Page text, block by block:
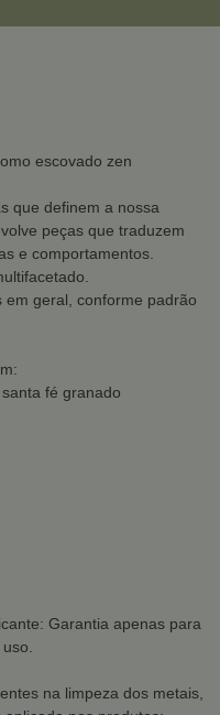
escovado zen
que definem a nossa
peças que traduzem
e comportamentos.
em geral, conforme padrão
fé granado
Garantia apenas para
na limpeza dos metais,